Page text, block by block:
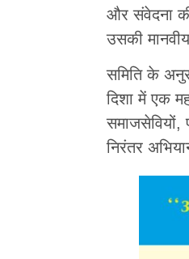
और संवेदना
उसकी
समिति के
दिशा में एक
समाजसेवियों,
निरंतर